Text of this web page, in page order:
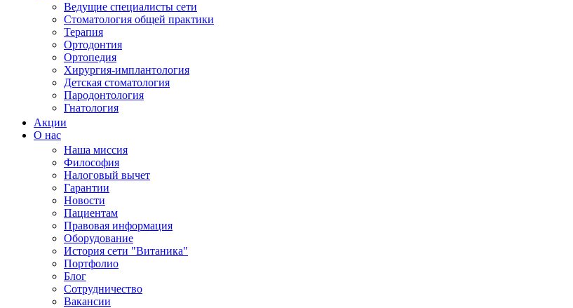
Ведущие специалисты сети
Стоматология общей практики
Терапия
Ортодонтия
Ортопедия
Хирургия-имплантология
Детская стоматология
Пародонтология
Гнатология
Акции
О нас
Наша миссия
Философия
Налоговый вычет
Гарантии
Новости
Пациентам
Правовая информация
Оборудование
История сети "Витаника"
Портфолио
Блог
Сотрудничество
Вакансии